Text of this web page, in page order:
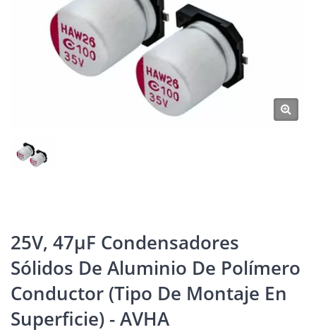
25V, 47μF Condensadores
Sólidos De Aluminio De Polímero
Conductor (tipo De Montaje En
Superficie) - AVHA